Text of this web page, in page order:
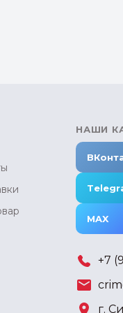
НАШИ
MAX
+7
г.